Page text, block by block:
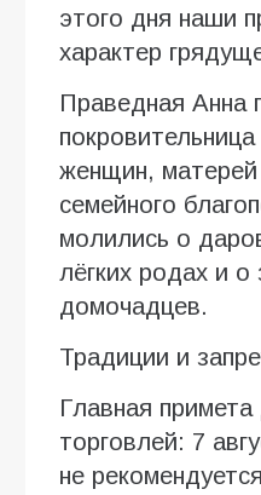
этого дня наши
характер
Праведная Анна
женщин, матерей
семейного
молились о
лёгких родах и о
домочадцев.
Традиции и
Главная примета
торговлей: 7
не